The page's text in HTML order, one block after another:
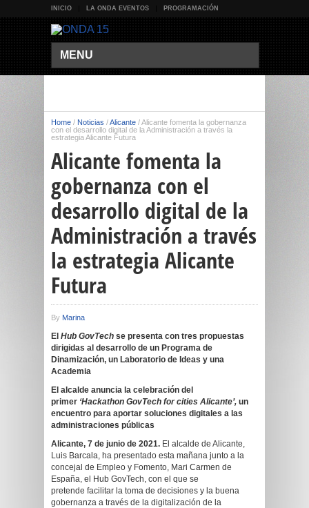
INICIO LA ONDA EVENTOS PROGRAMACIÓN
MENU
Home / Noticias /Alicante /Alicante fomenta la gobernanza
con el desarrollo digital de la Administración a través la
estrategia Alicante Futura
Alicante fomenta la
gobernanza con el
desarrollo digital de la
Administración a través
la estrategia Alicante
Futura
By Marina
E Hub GovTech se presenta con tres propuestas
dirigidas al desarrollo de un Programa de
Dinamización, un Laboratorio de Ideas y una
Academia
El alcalde anuncia la celebración del
primer ‘Hackathon GovTech for cities Alicante’, un
encuentro para aportar soluciones digitales a las
administraciones públicas
Alicante, 7 de junio de 2021. El alcalde de Alicante,
Luis Barcala, ha presentado esta mañana junto a la
concejal de Empleo y Fomento, Mari Carmen de
España, el Hub GovTech, con el que se
pretende facilitar la toma de decisiones y la buena
gobernanza a través de la digitalización de la